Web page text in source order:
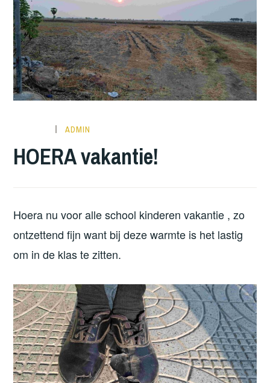
ADMIN
HOERA vakantie!
Hoera nu voor alle school kinderen vakantie , zo
ontzettend fijn want bij deze warmte is het lastig
om in de klas te zitten.